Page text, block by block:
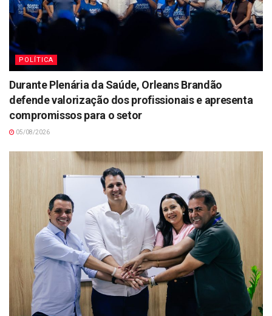
POLÍTICA
Durante Plenária da Saúde, Orleans Brandão
defende valorização dos profissionais e apresenta
compromissos para o setor
05/08/2026